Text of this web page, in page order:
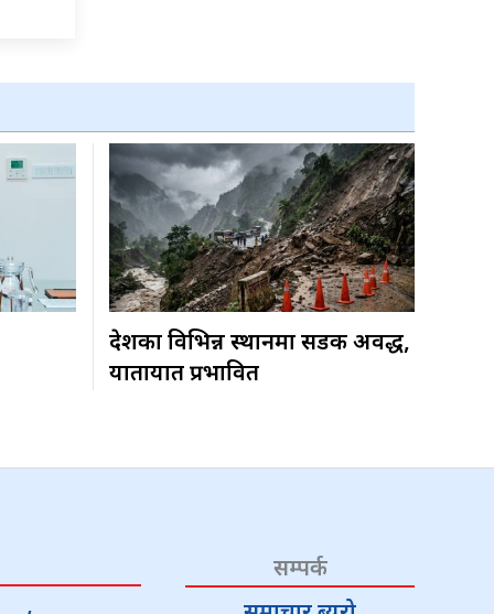
देशका विभिन्न स्थानमा सडक अवरुद्ध,
यातायात प्रभावित
सम्पर्क